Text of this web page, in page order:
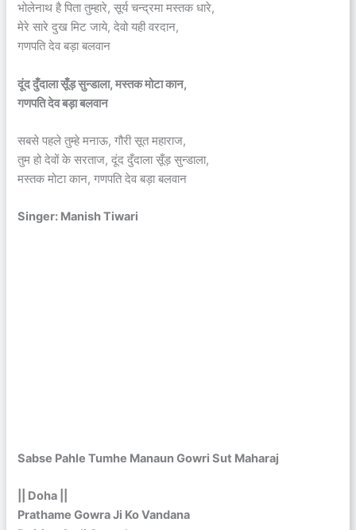
भोलेनाथ है पिता तुम्हारे, सूर्य चन्द्रमा मस्तक धारे,
मेरे सारे दुख मिट जाये, देवो यही वरदान,
गणपति देव बड़ा बलवान
दूंद दुँदाला सूँड़ सुन्डाला, मस्तक मोटा कान,
गणपति देव बड़ा बलवान
सबसे पहले तुम्हे मनाऊ, गौरी सूत महाराज,
तुम हो देवों के सरताज, दूंद दुँदाला सूँड़ सुन्डाला,
मस्तक मोटा कान, गणपति देव बड़ा बलवान
Singer: Manish Tiwari
Sabse Pahle Tumhe Manaun Gowri Sut Maharaj
|| Doha ||
Prathame Gowra Ji Ko Vandana